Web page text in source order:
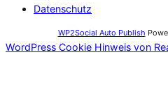
Datenschutz
WP2Social Auto Publish
WordPress Cookie Hinweis von